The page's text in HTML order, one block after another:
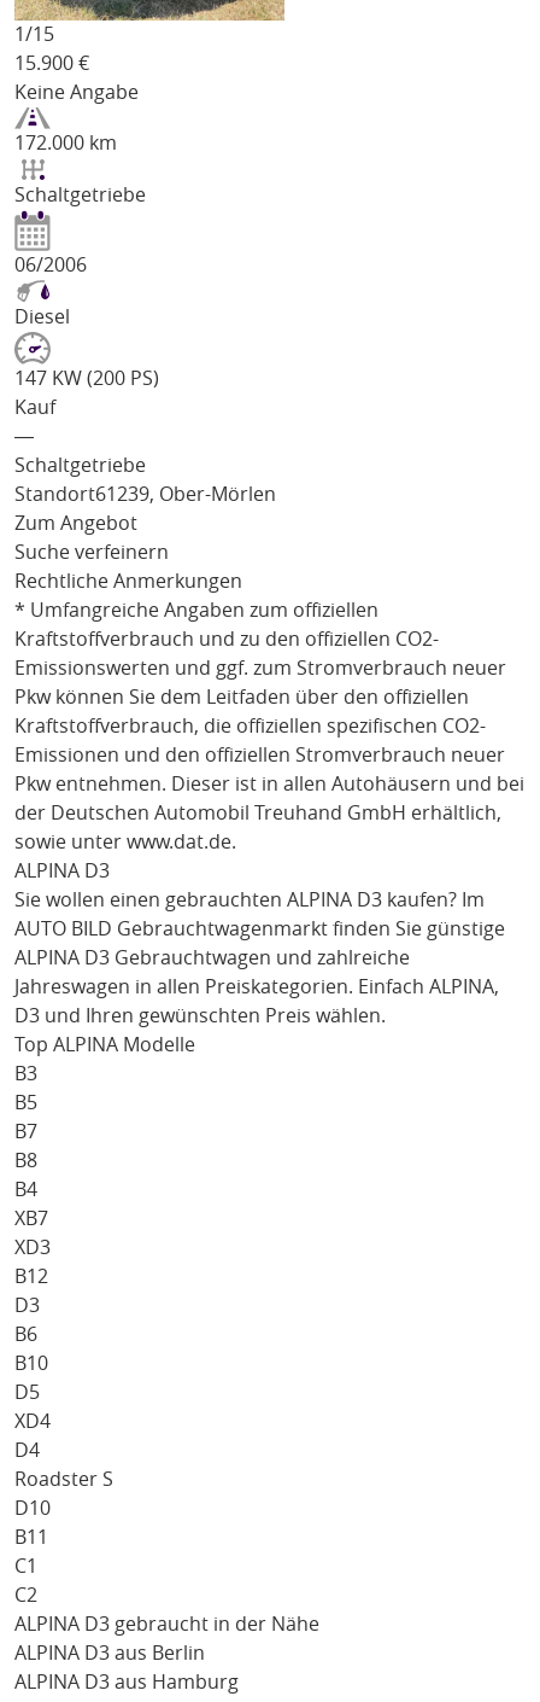
1/15
15.900 €
Keine Angabe
172.000 km
Schaltgetriebe
06/2006
Diesel
147 KW (200 PS)
Kauf
―
Schaltgetriebe
Standort61239, Ober-Mörlen
Zum Angebot
Suche verfeinern
Rechtliche Anmerkungen
* Umfangreiche Angaben zum offiziellen
Kraftstoffverbrauch und zu den offiziellen CO2-
Emissionswerten und ggf. zum Stromverbrauch neuer
Pkw können Sie dem Leitfaden über den offiziellen
Kraftstoffverbrauch, die offiziellen spezifischen CO2-
Emissionen und den offiziellen Stromverbrauch neuer
Pkw entnehmen. Dieser ist in allen Autohäusern und bei
der Deutschen Automobil Treuhand GmbH erhältlich,
sowie unter www.dat.de.
ALPINA D3
Sie wollen einen gebrauchten ALPINA D3 kaufen? Im
AUTO BILD Gebrauchtwagenmarkt finden Sie günstige
ALPINA D3 Gebrauchtwagen und zahlreiche
Jahreswagen in allen Preiskategorien. Einfach ALPINA,
D3 und Ihren gewünschten Preis wählen.
Top ALPINA Modelle
B3
B5
B7
B8
B4
XB7
XD3
B12
D3
B6
B10
D5
XD4
D4
Roadster S
D10
B11
C1
C2
ALPINA D3 gebraucht in der Nähe
ALPINA D3 aus Berlin
ALPINA D3 aus Hamburg